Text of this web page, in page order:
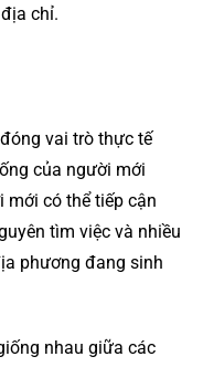
chỉ.
vai trò thực tế
của người mới
mới có thể tiếp cận
tìm việc và nhiều
phương đang sinh
nhau giữa các